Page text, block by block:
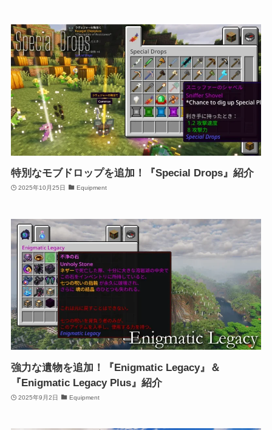
特別なモブドロップを追加！『Special Drops』紹介
2025年10月25日 Equipment
強力な遺物を追加！『Enigmatic Legacy』＆
『Enigmatic Legacy Plus』紹介
2025年9月2日 Equipment